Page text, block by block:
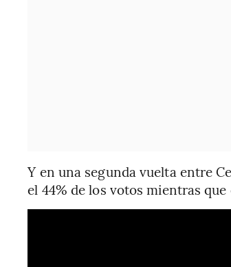
Y en una segunda vuelta entre
el 44% de los votos mientras